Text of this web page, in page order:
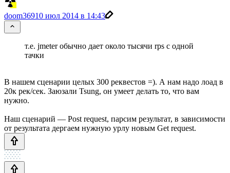
doom36910 июл 2014 в 14:43
т.е. jmeter обычно дает около тысячи rps с одной
тачки
В нашем сценарии целых 300 реквестов =). А нам надо лоад в
20к рек/сек. Заюзали Tsung, он умеет делать то, что вам
нужно.
Наш сценарий — Post request, парсим результат, в зависимости
от результата дергаем нужную урлу новым Get request.